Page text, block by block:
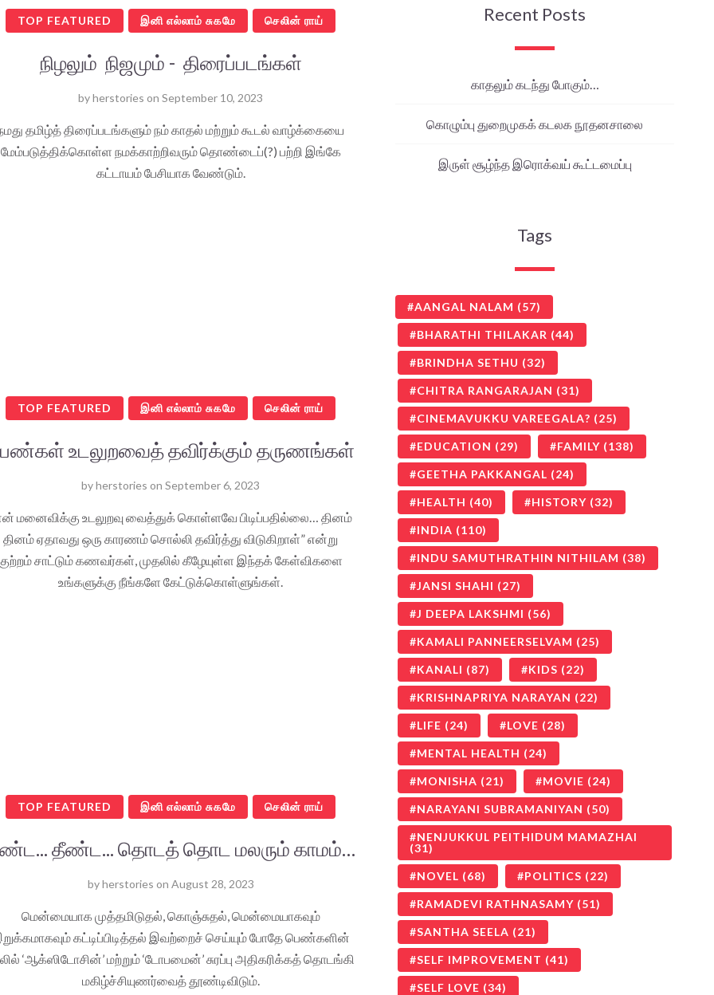
TOP FEATURED இனி எல்லாம் சுகமே செலின் ராய்
நிழலும் நிஜமும் - திரைப்படங்கள்
byherstories on September 10, 2023
தமிழ்த் திரைப்படங்களும் நம் காதல் மற்றும் கூடல் வாழ்க்கையை
மேம்படுத்திக்கொள்ள நமக்காற்றிவரும் தொண்டைப்(?) பற்றி இங்கே
கட்டாயம் பேசியாக வேண்டும்.
TOP FEATURED இனி எல்லாம் சுகமே செலின் ராய்
உடலுறவைத் தவிர்க்கும் தருணங்கள்
byherstories on September 6, 2023
மனைவிக்கு உடலுறவு வைத்துக் கொள்ளவே பிடிப்பதில்லை… தினம்
தினம் ஏதாவது ஒரு காரணம் சொல்லி தவிர்த்து விடுகிறாள்” என்று
சாட்டும் கணவர்கள், முதலில் கீழேயுள்ள இந்தக் கேள்விகளை
உங்களுக்கு நீங்களே கேட்டுக்கொள்ளுங்கள்.
TOP FEATURED இனி எல்லாம் சுகமே செலின் ராய்
தீண்ட... தொடத் தொட மலரும் காமம்…
byherstories on August 28, 2023
மென்மையாக முத்தமிடுதல், கொஞ்சுதல், மென்மையாகவும்
கட்டிப்பிடித்தல் இவற்றைச் செய்யும் போதே பெண்களின்
‘ஆக்ஸிடோசின்’ மற்றும் ‘டோபமைன்’ சுரப்பு அதிகரிக்கத் தொடங்கி
மகிழ்ச்சியுணர்வைத் தூண்டிவிடும்.
Recent Posts
காதலும் கடந்து போகும்…
கொழும்பு துறைமுகக் கடலக நூதனசாலை
இருள் சூழ்ந்த இரொக்வய் கூட்டமைப்பு
Tags
AANGAL NALAM (57)
BHARATHI THILAKAR (44)
BRINDHA SETHU (32)
CHITRA RANGARAJAN (31)
CINEMAVUKKU VAREEGALA? (25)
EDUCATION (29) FAMILY (138)
GEETHA PAKKANGAL (24)
HEALTH (40) HISTORY (32)
INDIA (110)
INDU SAMUTHRATHIN NITHILAM (38)
JANSI SHAHI (27)
J DEEPA LAKSHMI (56)
KAMALI PANNEERSELVAM (25)
KANALI (87) KIDS (22)
KRISHNAPRIYA NARAYAN (22)
LIFE (24) LOVE (28)
MENTAL HEALTH (24)
MONISHA (21) MOVIE (24)
NARAYANI SUBRAMANIYAN (50)
NENJUKKUL PEITHIDUM MAMAZHAI
(31)
NOVEL (68) POLITICS (22)
RAMADEVI RATHNASAMY (51)
SANTHA SEELA (21)
SELF IMPROVEMENT (41)
SELF LOVE (34)